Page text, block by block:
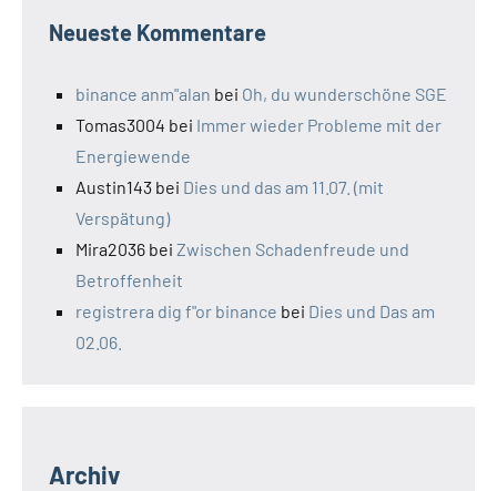
Neueste Kommentare
binance anm"alan bei Oh, du wunderschöne SGE
Tomas3004 bei Immer wieder Probleme mit der
Energiewende
Austin143 bei Dies und das am 11.07. (mit
Verspätung)
Mira2036 bei Zwischen Schadenfreude und
Betroffenheit
registrera dig f"or binance bei Dies und Das am
02.06.
Archiv